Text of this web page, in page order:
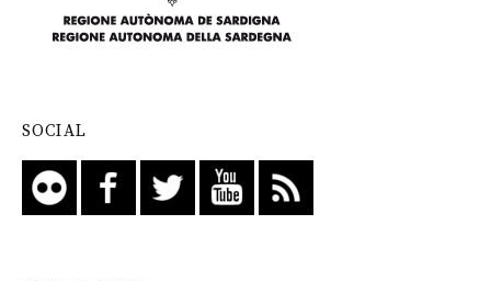
SOCIAL